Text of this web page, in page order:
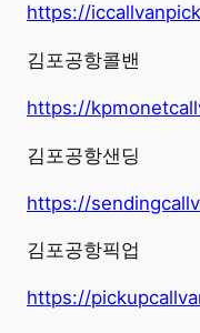
https://
김포공항콜밴
https://
김포공항샌딩
https://
김포공항픽업
https://